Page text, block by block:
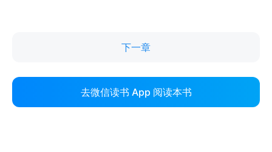
下一章
去微信读书 App 阅读本书